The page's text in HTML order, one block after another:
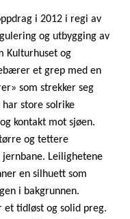
i 2012 i regi av
og utbygging av
Kulturhuset og
et grep med en
som strekker seg
store solrike
kontakt mot sjøen.
og tettere
jernbane. Leilighetene
en silhuett som
i bakgrunnen.
et tidløst og solid preg.